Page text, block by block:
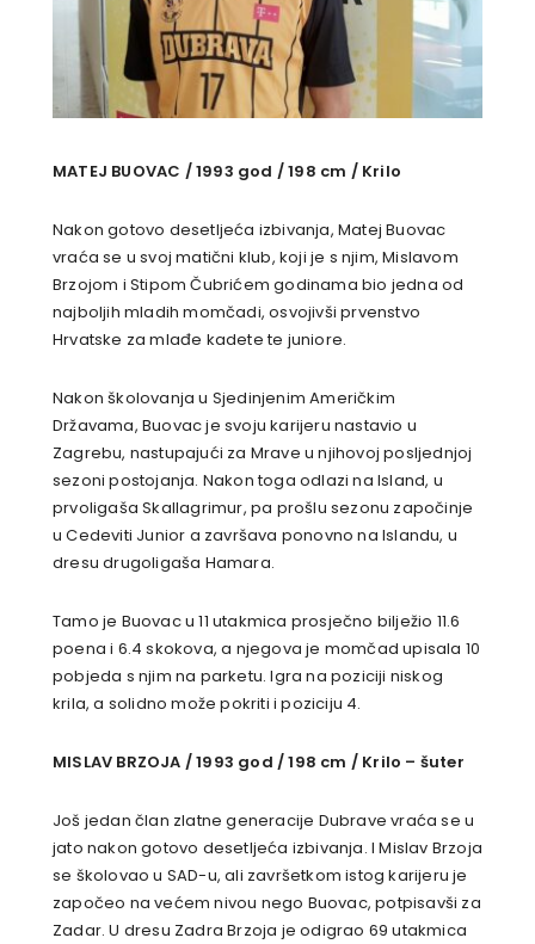
MATEJ BUOVAC / 1993 god / 198 cm / Krilo
Nakon gotovo desetljeća izbivanja, Matej Buovac
vraća se u svoj matični klub, koji je s njim, Mislavom
Brzojom i Stipom Čubrićem godinama bio jedna od
najboljih mladih momčadi, osvojivši prvenstvo
Hrvatske za mlađe kadete te juniore.
Nakon školovanja u Sjedinjenim Američkim
Državama, Buovac je svoju karijeru nastavio u
Zagrebu, nastupajući za Mrave u njihovoj posljednjoj
sezoni postojanja. Nakon toga odlazi na Island, u
prvoligaša Skallagrimur, pa prošlu sezonu započinje
u Cedeviti Junior a završava ponovno na Islandu, u
dresu drugoligaša Hamara.
Tamo je Buovac u 11 utakmica prosječno bilježio 11.6
poena i 6.4 skokova, a njegova je momčad upisala 10
pobjeda s njim na parketu. Igra na poziciji niskog
krila, a solidno može pokriti i poziciju 4.
MISLAV BRZOJA / 1993 god / 198 cm / Krilo – šuter
Još jedan član zlatne generacije Dubrave vraća se u
jato nakon gotovo desetljeća izbivanja. I Mislav Brzoja
se školovao u SAD-u, ali završetkom istog karijeru je
započeo na većem nivou nego Buovac, potpisavši za
Zadar. U dresu Zadra Brzoja je odigrao 69 utakmica